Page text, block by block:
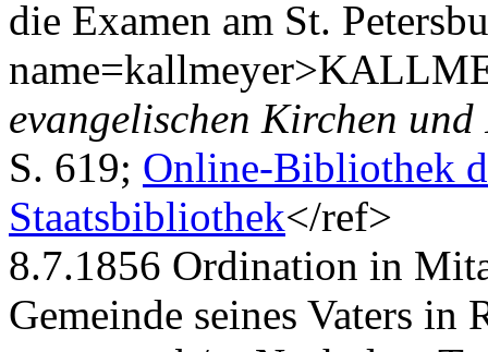
die Examen am St.
evangelischen Kirchen
S. 619; Online-Bibliothek
Staatsbibliothek</ref>
8.7.1856 Ordination in
Gemeinde seines Vaters